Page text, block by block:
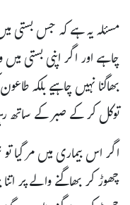
مسئلہ یہ ہے کہ جس بستی
چاہے اور اگر اپنی بستی
بھاگنا نہیں چاہیے بلکہ
توکل کر کے صبر کے ساتھ
اگر اس بیماری میں مر گیا
چھوڑ کر بھاگنے والے پر